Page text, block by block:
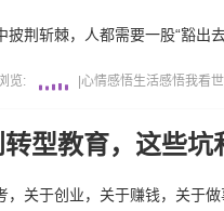
荆斩棘，人都需要一股“豁出
览: 心情感悟生活感悟我看
型教育，这些坑
关于创业，关于赚钱，关于做